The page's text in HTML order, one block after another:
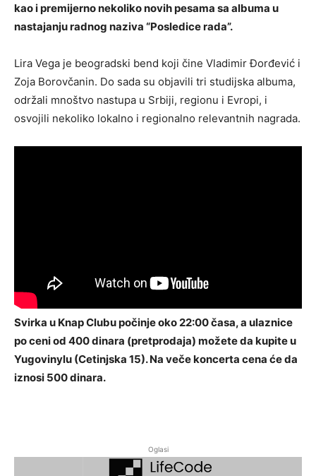
kao i premijerno nekoliko novih pesama sa albuma u
nastajanju radnog naziva “Posledice rada”.
Lira Vega je beogradski bend koji čine Vladimir Đorđević i
Zoja Borovčanin. Do sada su objavili tri studijska albuma,
održali mnoštvo nastupa u Srbiji, regionu i Evropi, i
osvojili nekoliko lokalno i regionalno relevantnih nagrada.
Svirka u Knap Clubu počinje oko 22:00 časa, a ulaznice
po ceni od 400 dinara (pretprodaja) možete da kupite u
Yugovinylu (Cetinjska 15). Na veče koncerta cena će da
iznosi 500 dinara.
Oglasi